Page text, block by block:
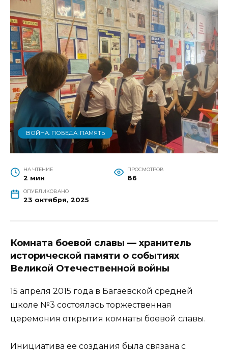
ВОЙНА. ПОБЕДА. ПАМЯТЬ
НА ЧТЕНИЕ
2 мин
ПРОСМОТРОВ
86
ОПУБЛИКОВАНО
23 октября, 2025
Комната боевой славы — хранитель
исторической памяти о событиях
Великой Отечественной войны
15 апреля 2015 года в Багаевской средней
школе №3 состоялась торжественная
церемония открытия комнаты боевой славы.
Инициатива ее создания была связана с